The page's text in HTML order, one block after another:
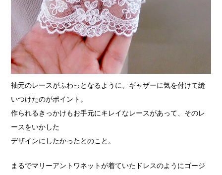
袖元のレースがふわっとなるように、ギャザーに気を付けて縫
いつけたのがポイント。
作られるきっかけもお手元にキレイなレースがあって、そのレ
ースをいかした
デザインにしたかったとのこと。
まるでマリーアントワネットが着ていたドレスのようにゴージ